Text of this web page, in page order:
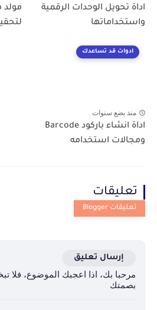
اداة تحويل الوحدات الرقمية
واستخداماتها
مولد
ادوات قد تساعدك
منذ بضع سنوات
اداة انشاء باركود Barcode
ومجالات استخدامه
تعليقات
إرسال تعليق
مرحبا بك، اذا اعجبك الموضوع، فلا
بصمتك